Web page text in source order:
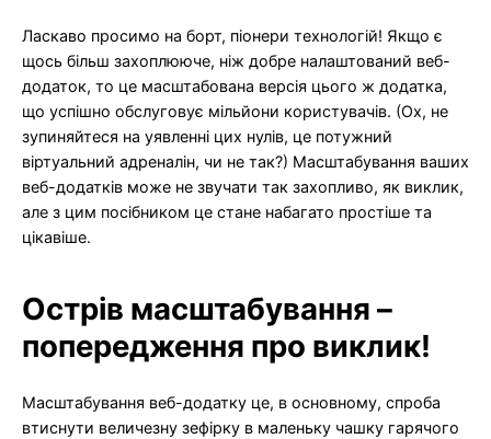
Ласкаво просимо на борт, піонери технологій! Якщо є
щось більш захоплююче, ніж добре налаштований веб-
додаток, то це масштабована версія цього ж додатка,
що успішно обслуговує мільйони користувачів. (Ох, не
зупиняйтеся на уявленні цих нулів, це потужний
віртуальний адреналін, чи не так?) Масштабування ваших
веб-додатків може не звучати так захопливо, як виклик,
але з цим посібником це стане набагато простіше та
цікавіше.
Острів масштабування –
попередження про виклик!
Масштабування веб-додатку це, в основному, спроба
втиснути величезну зефірку в маленьку чашку гарячого